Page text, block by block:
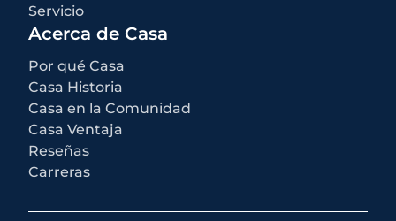
Servicio
Acerca de Casa
Por qué Casa
Casa Historia
Casa en la Comunidad
Casa Ventaja
Reseñas
Carreras